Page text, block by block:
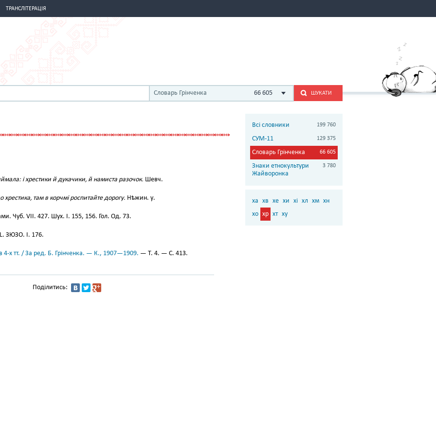
ТРАНСЛІТЕРАЦІЯ
Словарь Грінченка 66 605 ШУКАТИ
і хрестики й дукачики, й намиста разочок. Шевч.
хрестика, там в корчмі роспитайте дорогу. Нѣжин. у.
Чуб. VII. 427. Шух. І. 155, 156. Гол. Од. 73.
ЗЮЗО. І. 176.
4-х тт. / За ред. Б. Грінченка. — К., 1907—1909. — Т. 4. — С. 413.
Поділитись:
Всі словники 199 760
СУМ-11 129 375
Словарь Грінченка 66 605
Знаки етнокультури
Жайворонка
3 780
ха хв хе хи хі хл хм хн
хо хр хт ху